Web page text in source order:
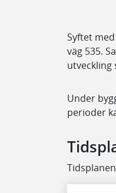
Syftet
väg 535.
utveckling
Under
perioder